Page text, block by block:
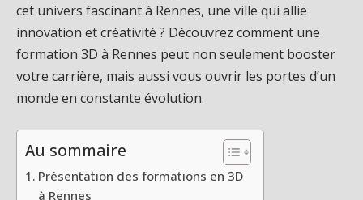
cet univers fascinant à Rennes, une ville qui allie
innovation et créativité ? Découvrez comment une
formation 3D à Rennes peut non seulement booster
votre carrière, mais aussi vous ouvrir les portes d’un
monde en constante évolution.
Au sommaire
Présentation des formations en 3D
à Rennes